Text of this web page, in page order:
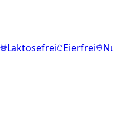
Laktosefrei Eierfrei